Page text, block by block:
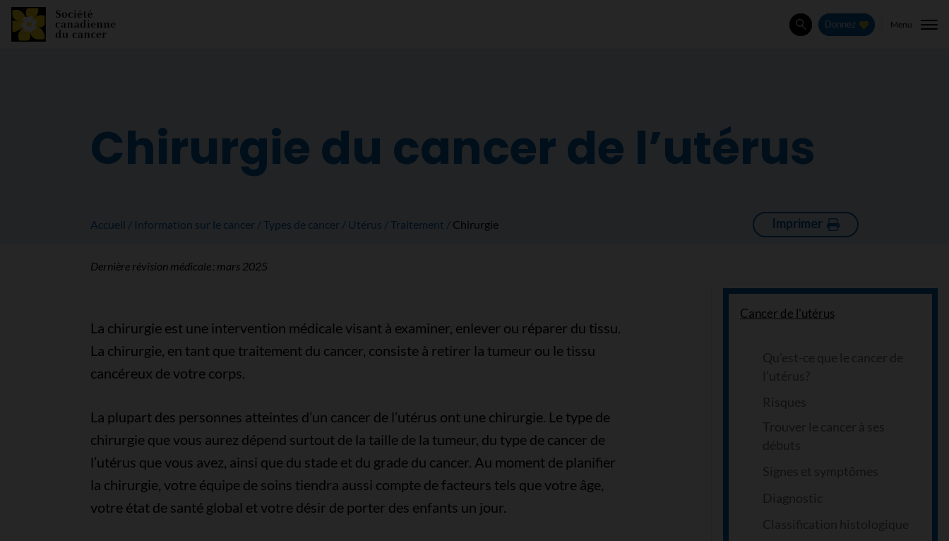
Rechercher
Donnez Menu
Chirurgie du cancer de l’utérus
Accueil Information sur le cancer Types de cancer Utérus Traitement Chirurgie Imprimer
Dernière révision médicale : mars 2025
Cancer de l'utérus
La chirurgie est une intervention médicale visant à examiner, enlever ou réparer du tissu.
La chirurgie, en tant que traitement du cancer, consiste à retirer la tumeur ou le tissu
cancéreux de votre corps.
La plupart des personnes atteintes d’un cancer de l’utérus ont une chirurgie. Le type de
chirurgie que vous aurez dépend surtout de la taille de la tumeur, du type de cancer de
l’utérus que vous avez, ainsi que du stade et du grade du cancer. Au moment de planifier
la chirurgie, votre équipe de soins tiendra aussi compte de facteurs tels que votre âge,
votre état de santé global et votre désir de porter des enfants un jour.